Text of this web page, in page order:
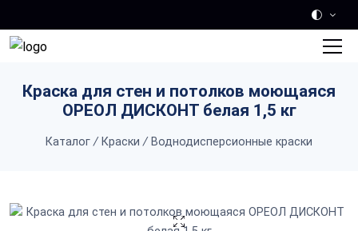
Краска для стен и потолков моющаяся
ОРЕОЛ ДИСКОНТ белая 1,5 кг
Каталог / Краски / Воднодисперсионные краски